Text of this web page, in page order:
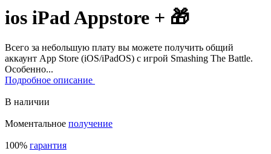
ios iPad Appstore + 🎁
Всего за небольшую плату вы можете получить общий
аккаунт App Store (iOS/iPadOS) с игрой Smashing The Battle.
Особенно...
Подробное описание
В наличии
Моментальное получение
100% гарантия